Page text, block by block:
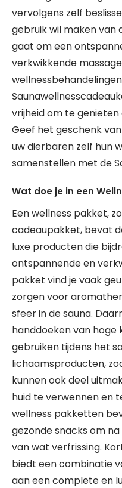
vervolgens zelf
gebruik wil maken van
gaat om een
verkwikkende
vrijheid om te genieten
Geef het geschenk
uw dierbaren zelf hun
samenstellen met de
Wat doe je in een
Een wellness pakket,
cadeaupakket, bevat
luxe producten die
ontspannende en
pakket vind je vaak
zorgen voor
sfeer in de sauna.
handdoeken van hoge
gebruiken tijdens het
lichaamsproducten,
kunnen ook deel
huid te verwennen en
wellness pakketten
gezonde snacks om
van wat verfrissing.
biedt een combinatie
aan een complete en